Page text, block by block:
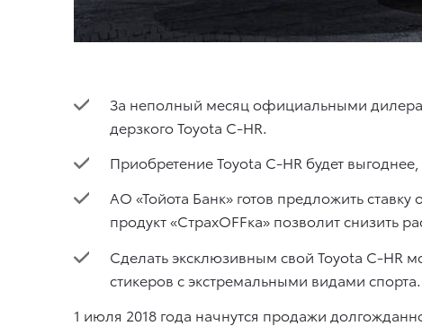
За неполный месяц официальными
дерзкого Toyota C-HR.
Приобретение Toyota C-HR будет
АО «Тойота Банк» готов предложить
продукт «СтрахOFFка» позволит снизить
Сделать эксклюзивным свой Toyota C-HR
стикеров с экстремальными видами спорта.
1 июля 2018 года начнутся продажи